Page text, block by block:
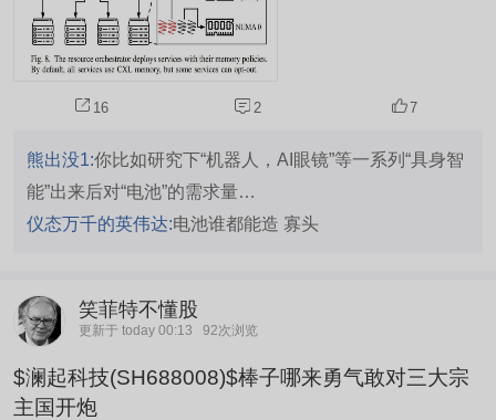
一个技术概念正从行业边缘走向舞台中央：CXL。
那么，什么是CXL，它又如何在巨头林立的存储市
场中撕开一道新的口子？ CXL，走到舞台中央任何
技术的规模爆发，首...
16 2 7
熊出没1:你比如研究下“机器人，AI眼镜”等一系列“具身智
能”出来后对“电池”的需求量…
仪态万千的英伟达:电池谁都能造 寡头
笑菲特不懂股
更新于 today 00:13 92次浏览
$澜起科技(SH688008)$棒子哪来勇气敢对三大宗
主国开炮